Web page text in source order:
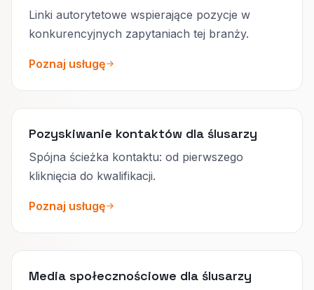
Linki autorytetowe wspierające pozycje w
konkurencyjnych zapytaniach tej branży.
Poznaj usługę
Pozyskiwanie kontaktów dla ślusarzy
Spójna ścieżka kontaktu: od pierwszego
kliknięcia do kwalifikacji.
Poznaj usługę
Media społecznościowe dla ślusarzy